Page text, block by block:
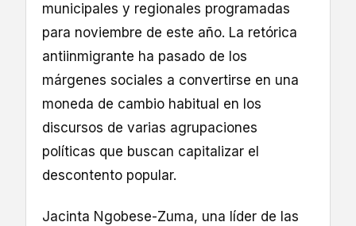
municipales y regionales programadas
para noviembre de este año. La retórica
antiinmigrante ha pasado de los
márgenes sociales a convertirse en una
moneda de cambio habitual en los
discursos de varias agrupaciones
políticas que buscan capitalizar el
descontento popular.
Jacinta Ngobese-Zuma, una líder de las